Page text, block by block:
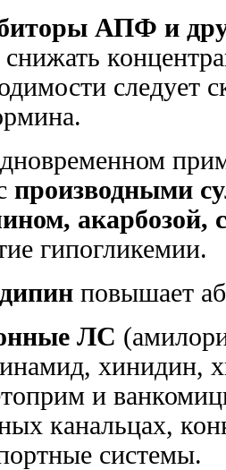
АПФ и
снижать
следует
производными
акарбозой,
гипогликемии.
повышает
ЛС
хинидин,
и
канальцах,
системы.